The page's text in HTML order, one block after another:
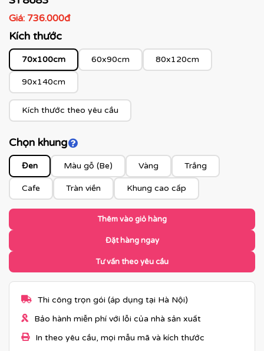
Giá: 736.000đ
Kích thước
70x100cm 60x90cm 80x120cm
90x140cm
Kích thước theo yêu cầu
Chọn khungClick để xem màu khung
Đen Màu gỗ (Be) Vàng Trắng
Cafe Tràn viền Khung cao cấp
Thêm vào giỏ hàng
Đặt hàng ngay
Tư vấn theo yêu cầu
Thi công trọn gói (áp dụng tại Hà Nội)
Bảo hành miễn phí với lỗi của nhà sản xuất
In theo yêu cầu, mọi mẫu mã và kích thước